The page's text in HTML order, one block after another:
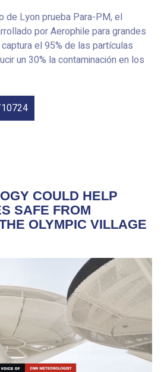
de Lyon prueba Para-PM, el
por Aerophile para grandes
el 95% de las partículas
un 30% la contaminación en los
COULD HELP
SAFE FROM
OLYMPIC VILLAGE